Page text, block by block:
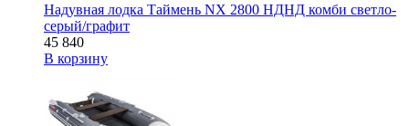
Надувная лодка Таймень NX 2800 НДНД комби светло-
серый/графит
45 840
В корзину